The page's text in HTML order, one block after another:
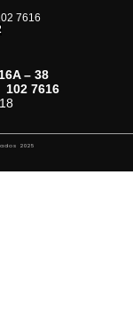
7616
– 38
102 7616
2025